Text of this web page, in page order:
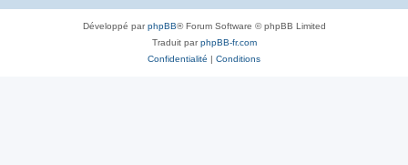
Développé parphpBB® Forum Software © phpBB Limited
Traduit parphpBB-fr.com
Confidentialité | Conditions